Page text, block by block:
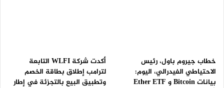
خطاب جيروم باول، رئيس
الاحتياطي الفيدرالي، اليوم:
بيانات Bitcoin و Ether ETF
أكدت شركة WLFI التابعة
لترامب إطلاق بطاقة الخصم
وتطبيق البيع بالتجزئة في إطار